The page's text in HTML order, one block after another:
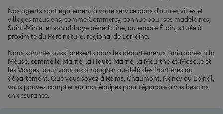
Nos agents sont également à votre service dans d'autres villes et
villages meusiens, comme Commercy, connue pour ses madeleines,
Saint-Mihiel et son abbaye bénédictine, ou encore Étain, située à
proximité du Parc naturel régional de Lorraine.
Nous sommes aussi présents dans les départements limitrophes à la
Meuse, comme la Marne, la Haute-Marne, la Meurthe-et-Moselle et
les Vosges, pour vous accompagner au-delà des frontières du
département. Que vous soyez à Reims, Chaumont, Nancy ou Épinal,
vous pouvez compter sur nos équipes pour répondre à vos besoins
en assurance.